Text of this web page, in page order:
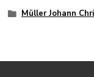
Müller Johann